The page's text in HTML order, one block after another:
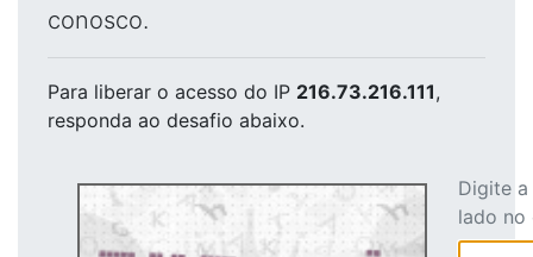
conosco.
Para liberar o acesso do IP 216.73.216.111,
responda ao desafio abaixo.
Digite
lado no